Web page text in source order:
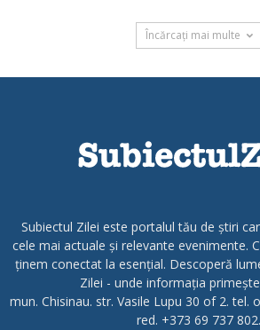
Încărcați mai multe
Subiectul Zilei este portalul tău de știri
cele mai actuale și relevante evenimente.
ținem conectat la esențial. Descoperă
Zilei - unde informația
mun. Chisinau. str. Vasile Lupu 30 of 2. tel.
red. +373 69 737 802.